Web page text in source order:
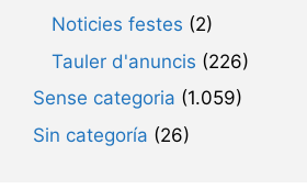
Noticies festes (2)
Tauler d'anuncis (226)
Sense categoria (1.059)
Sin categoría (26)